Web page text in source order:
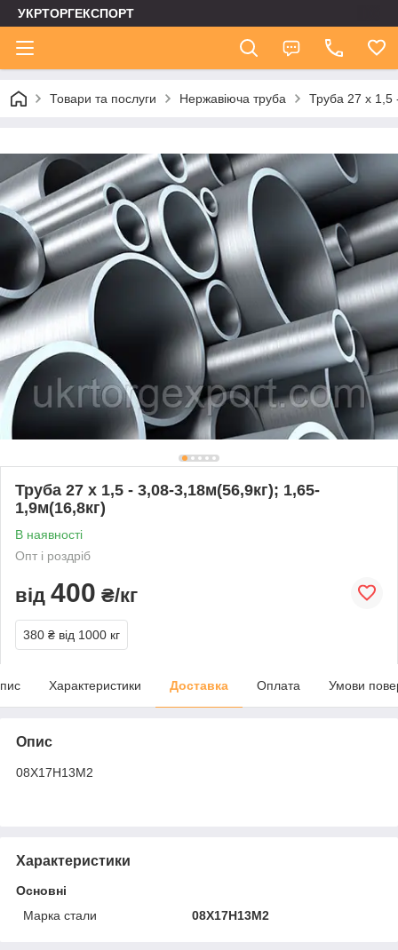
УКРТОРГЕКСПОРТ
Товари та послуги Нержавіюча труба Труба 27 х 1,5
Труба 27 х 1,5 - 3,08-3,18м(56,9кг); 1,65-
1,9м(16,8кг)
В наявності
Опт і роздріб
від 400 ₴/кг
380 ₴ від 1000 кг
Характеристики Доставка Оплата Умови
Опис
08Х17Н13М2
Характеристики
Основні
Марка стали
08Х17Н13М2